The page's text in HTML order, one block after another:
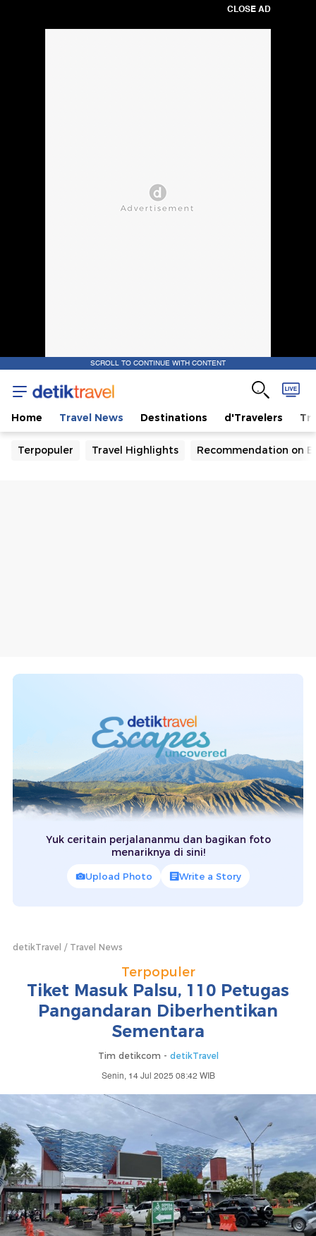
CLOSE AD
SCROLL TO CONTINUE WITH CONTENT
Home Travel News Destinations d'Travelers
Terpopuler Travel Highlights Recommendation on
Yuk ceritain perjalananmu dan bagikan foto
menariknya di sini!
Upload Photo Write a Story
detikTravel Travel News
Terpopuler
Tiket Masuk Palsu, 110 Petugas
Pangandaran Diberhentikan
Sementara
Tim detikcom - detikTravel
Senin, 14 Jul 2025 08:42 WIB